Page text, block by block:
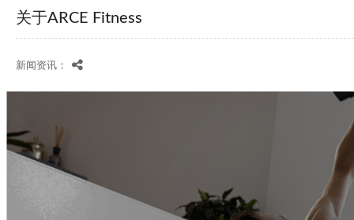
关于ARCE Fitness
新闻资讯：